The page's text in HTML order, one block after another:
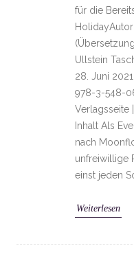
für die
Ullstein
28. Juni
978-3-548-
Verlagsseite
Inhalt Als
nach
unfreiwillige
einst jeden
Weiterlesen